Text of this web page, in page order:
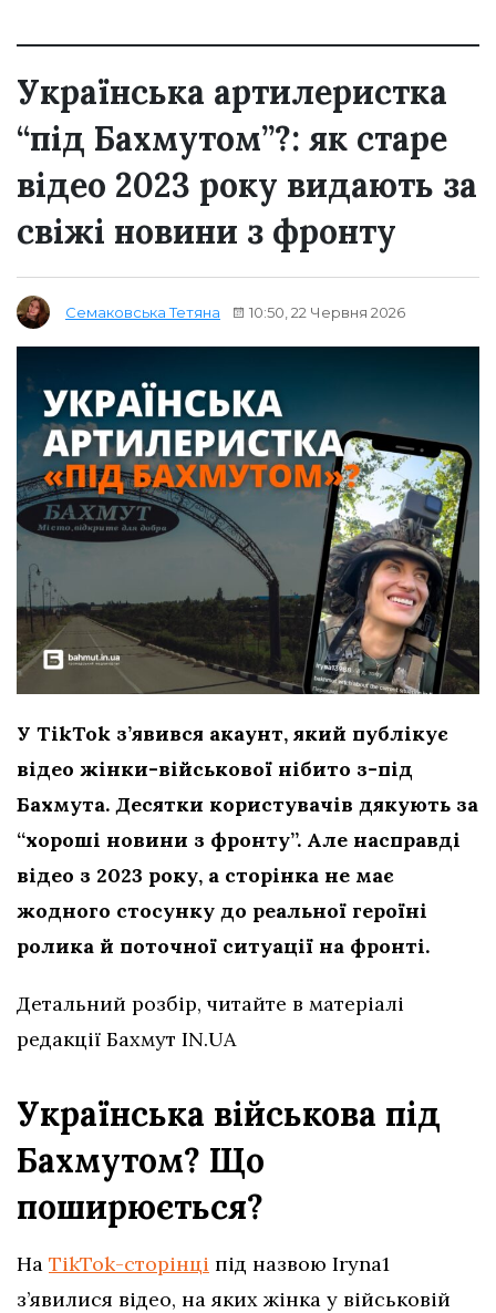
Українська артилеристка
“під Бахмутом”?: як старе
відео 2023 року видають за
свіжі новини з фронту
Семаковська Тетяна 10:50, 22 Червня 2026
У TikTok з’явився акаунт, який публікує
відео жінки-військової нібито з-під
Бахмута. Десятки користувачів дякують за
“хороші новини з фронту”. Але насправді
відео з 2023 року, а сторінка не має
жодного стосунку до реальної героїні
ролика й поточної ситуації на фронті.
Детальний розбір, читайте в матеріалі
редакції Бахмут IN.UA
Українська військова під
Бахмутом? Що
поширюється?
На TikTok-сторінці під назвою Iryna1
з’явилися відео, на яких жінка у військовій